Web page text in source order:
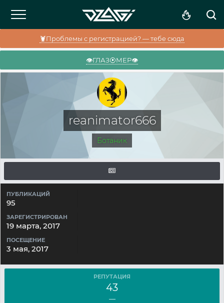
🦞Проблемы с регистрацией? — тебе сюда
👁️ГЛАЗ⦿МЕР👁️
reanimator666
Ботаник
ПУБЛИКАЦИЙ
95
ЗАРЕГИСТРИРОВАН
19 марта, 2017
ПОСЕЩЕНИЕ
3 мая, 2017
РЕПУТАЦИЯ
43
—